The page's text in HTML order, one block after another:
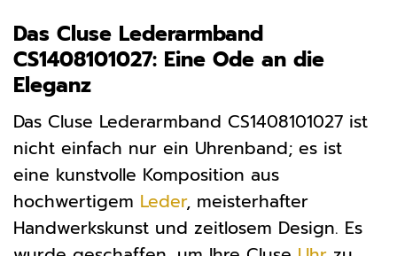
Das Cluse Lederarmband
CS1408101027: Eine Ode an die
Eleganz
Das Cluse Lederarmband CS1408101027 ist
nicht einfach nur ein Uhrenband; es ist
eine kunstvolle Komposition aus
hochwertigem Leder, meisterhafter
Handwerkskunst und zeitlosem Design. Es